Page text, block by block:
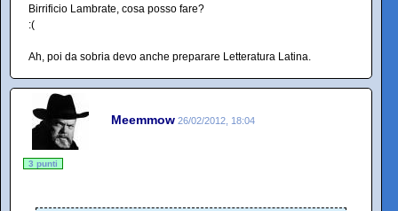
Birrificio Lambrate, cosa posso fare?
:(
Ah, poi da sobria devo anche preparare Letteratura Latina.
Meemmow 26/02/2012, 18:04
3 punti